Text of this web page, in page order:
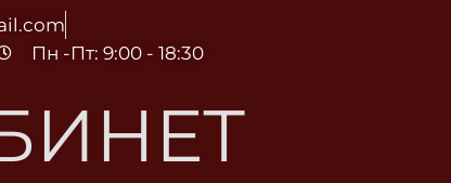
Пн -Пт: 9:00 - 18:30